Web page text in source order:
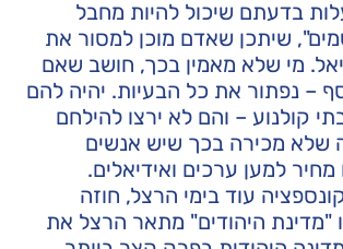
בדעתם שיכול להיות מחבל
שיתכן שאדם מוכן למסור את
מי שלא מאמין בכך, חושב שאם
– נפתור את כל הבעיות. יהיה להם
קולנוע – והם לא ירצו להילחם
שלא מכירה בכך שיש אנשים
למען ערכים ואידיאלים.
עוד בימי הרצל, חוזה
"מדינת היהודים" מתאר הרצל את